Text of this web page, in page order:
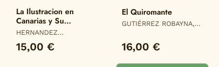
La Ilustracion en
Canarias y Su
Proyeccion Americana
HERNANDEZ
15,00 €
El Quiromante
GUTIÉRREZ ROBAYNA,
16,00 €